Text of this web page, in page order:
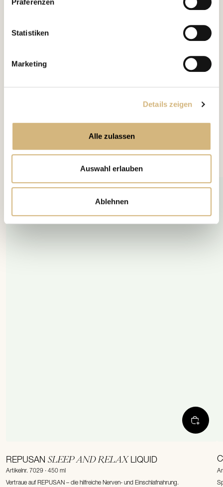
kontaktieren können und wie wir personenbezogene
Statistiken
Marketing
Details zeigen
Alle zulassen
Auswahl erlauben
Ablehnen
Eintreffen am Zielort keinesfalls ansieht.
Wenn Du weiche Kontaktlinsen trägst, nimm
diese vor dem Flug unbedingt heraus
und nutze
Flugzeugkabine wirst Du sonst Dein „rotes“
Wunder erleben – und das hat einen anhaltend
negativen Einfluss auf alle nachfolgenden Tage.
Beherzige diese Tipps und genieße ein unbeschwertes
Reisevergnügen!
Unsere Empfehlung
REPUSANSLEEP AND RELAX LIQUID
Artikelnr. 7029 · 450 ml
Vertraue auf REPUSAN – die hilfreiche Nerven- und Einschlafnahrung.